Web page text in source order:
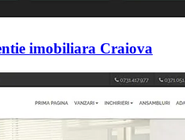
imobiliara Craiova